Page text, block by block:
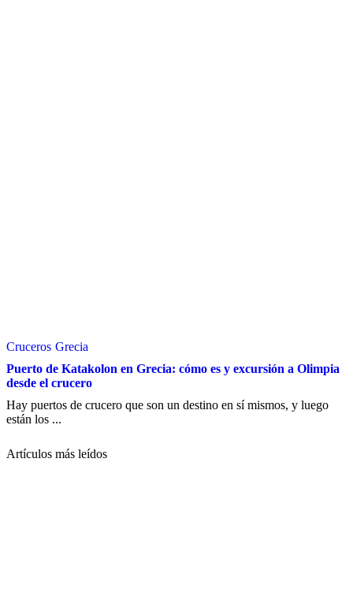
Cruceros Grecia
Puerto de Katakolon en Grecia: cómo es y excursión a Olimpia
desde el crucero
Hay puertos de crucero que son un destino en sí mismos, y luego
están los ...
Artículos más leídos